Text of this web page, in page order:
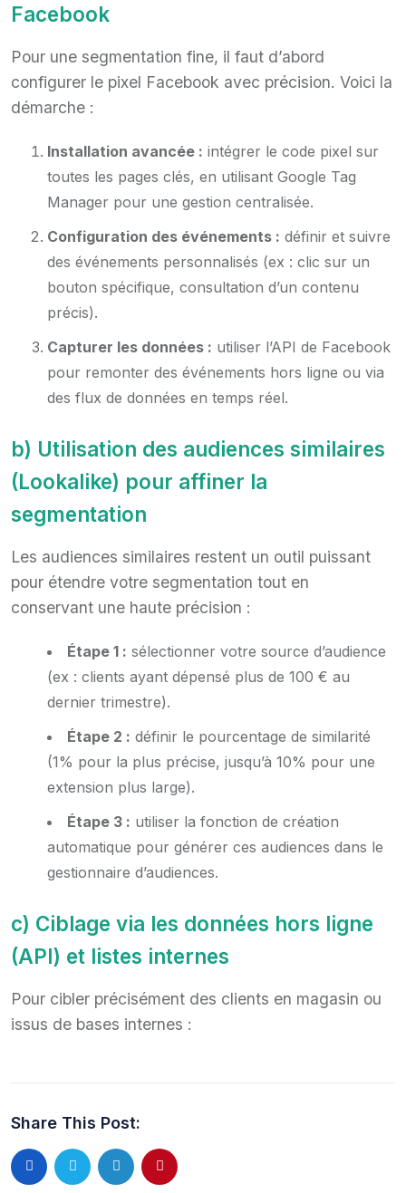
Facebook
Pour une segmentation fine, il faut d’abord
configurer le pixel Facebook avec précision. Voici la
démarche :
Installation avancée : intégrer le code pixel sur
toutes les pages clés, en utilisant Google Tag
Manager pour une gestion centralisée.
Configuration des événements : définir et suivre
des événements personnalisés (ex : clic sur un
bouton spécifique, consultation d’un contenu
précis).
Capturer les données : utiliser l’API de Facebook
pour remonter des événements hors ligne ou via
des flux de données en temps réel.
b) Utilisation des audiences similaires
(Lookalike) pour affiner la
segmentation
Les audiences similaires restent un outil puissant
pour étendre votre segmentation tout en
conservant une haute précision :
Étape 1 : sélectionner votre source d’audience
(ex : clients ayant dépensé plus de 100 € au
dernier trimestre).
Étape 2 : définir le pourcentage de similarité
(1% pour la plus précise, jusqu’à 10% pour une
extension plus large).
Étape 3 : utiliser la fonction de création
automatique pour générer ces audiences dans le
gestionnaire d’audiences.
c) Ciblage via les données hors ligne
(API) et listes internes
Pour cibler précisément des clients en magasin ou
issus de bases internes :
Share This Post: